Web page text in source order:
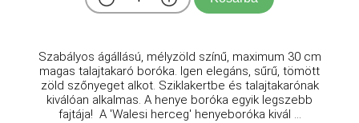
Szabályos ágállású, mélyzöld színű, maximum 30 cm
magas talajtakaró boróka. Igen elegáns, sűrű, tömött
zöld szőnyeget alkot. Sziklakertbe és talajtakarónak
kiválóan alkalmas. A henye boróka egyik legszebb
fajtája! A 'Walesi herceg' henyeboróka kivál ...